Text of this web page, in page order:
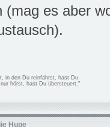
(mag es aber
in den Du reinfährst, hast Du
hörst, hast Du übersteuert."
Hupe